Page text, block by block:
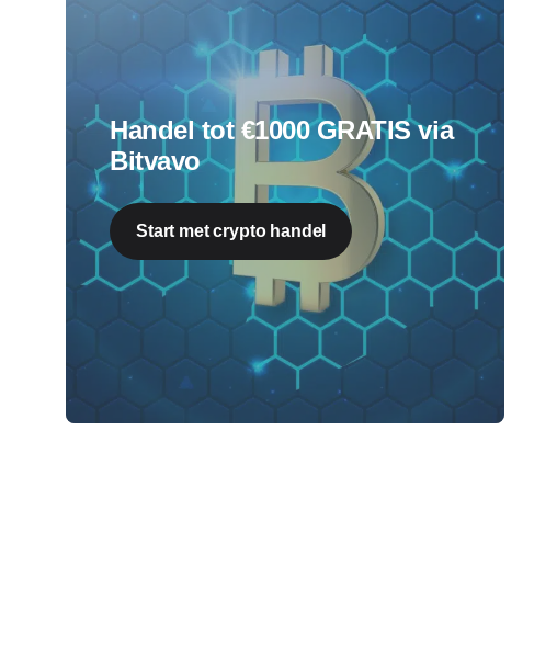
Handel tot €1000 GRATIS via
Bitvavo
Start met crypto handel